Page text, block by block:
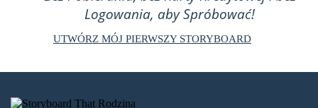
Logowania, aby Spróbować!
UTWÓRZ MÓJ PIERWSZY STORYBOARD